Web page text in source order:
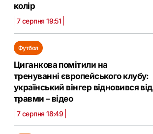
колір
7 серпня 19:51
Футбол
Циганкова помітили на
тренуванні європейського клубу:
український вінгер відновився від
травми – відео
7 серпня 18:49